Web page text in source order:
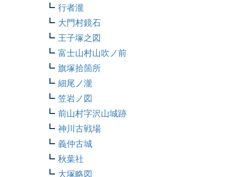
行者瀧
大門村鏡石
王子塚之図
富士山村山吹ノ前
旗塚拾箇所
細尾ノ瀧
笠岩ノ図
前山村字沢山城跡
神川古戦場
義仲古城
秋葉社
大塚略図